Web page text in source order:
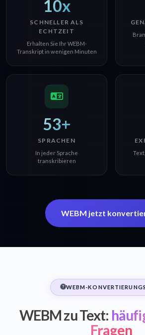
10x
SCHNELLER ALS
ECHTZEIT
Erhalten Sie Ihr WEBM-
Transkript in wenigen Minuten
53+
SPRACHEN
In jeder Sprache
transkribieren
WEBM jetzt
WEBM-
WEBM zu Text:
Fragen